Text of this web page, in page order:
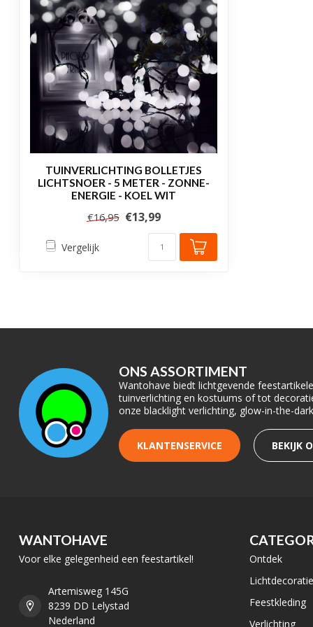
TUINVERLICHTING BOLLETJES
LICHTSNOER - 5 METER - ZONNE-
ENERGIE - KOEL WIT
€16,95 €13,99
Vergelijk
ONS ASSORTIMENT
Wantohave biedt lichtgevende
tuinverlichting en kostuums of tot
onze blacklight verlichting, glow-in-the-
KLANTENSERVICE BEKIJK
WANTOHAVE
Voor elke gelegenheid een feestartikel!
Artemisweg 145G
8239 DD Lelystad
Nederland
Ontdek
Lichtdecoratie
Feestkleding
Verlichting